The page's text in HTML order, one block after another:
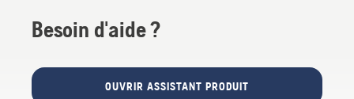
Besoin d'aide ?
OUVRIR ASSISTANT PRODUIT